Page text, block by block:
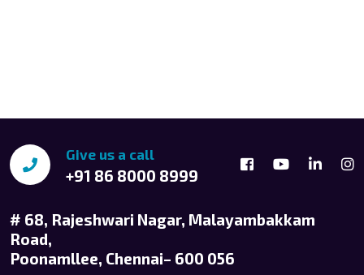
Give us a call
+91 86 8000 8999
# 68, Rajeshwari Nagar, Malayambakkam
Road,
Poonamllee, Chennai– 600 056